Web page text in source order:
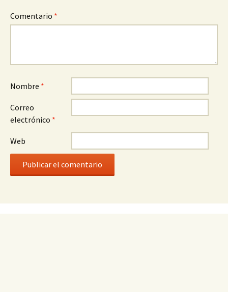
Comentario *
Nombre *
Correo
electrónico *
Web